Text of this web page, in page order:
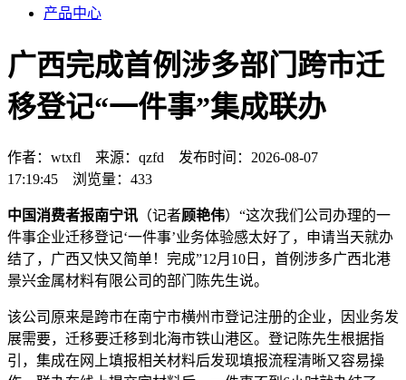
产品中心
广西完成首例涉多部门跨市迁
移登记“一件事”集成联办
作者：wtxfl 来源：qzfd 发布时间：2026-08-07
17:19:45 浏览量：433
中国消费者报南宁讯 （记者顾艳伟）“这次我们公司办理的一
件事企业迁移登记‘一件事’业务体验感太好了，申请当天就办
结了，广西又快又简单！完成”12月10日，首例涉多广西北港
景兴金属材料有限公司的部门陈先生说。
该公司原来是跨市在南宁市横州市登记注册的企业，因业务发
展需要，迁移要迁移到北海市铁山港区。登记陈先生根据指
引，集成在网上填报相关材料后发现填报流程清晰又容易操